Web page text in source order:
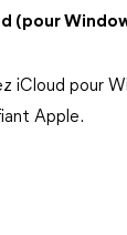
(pour
iCloud pour
Apple.